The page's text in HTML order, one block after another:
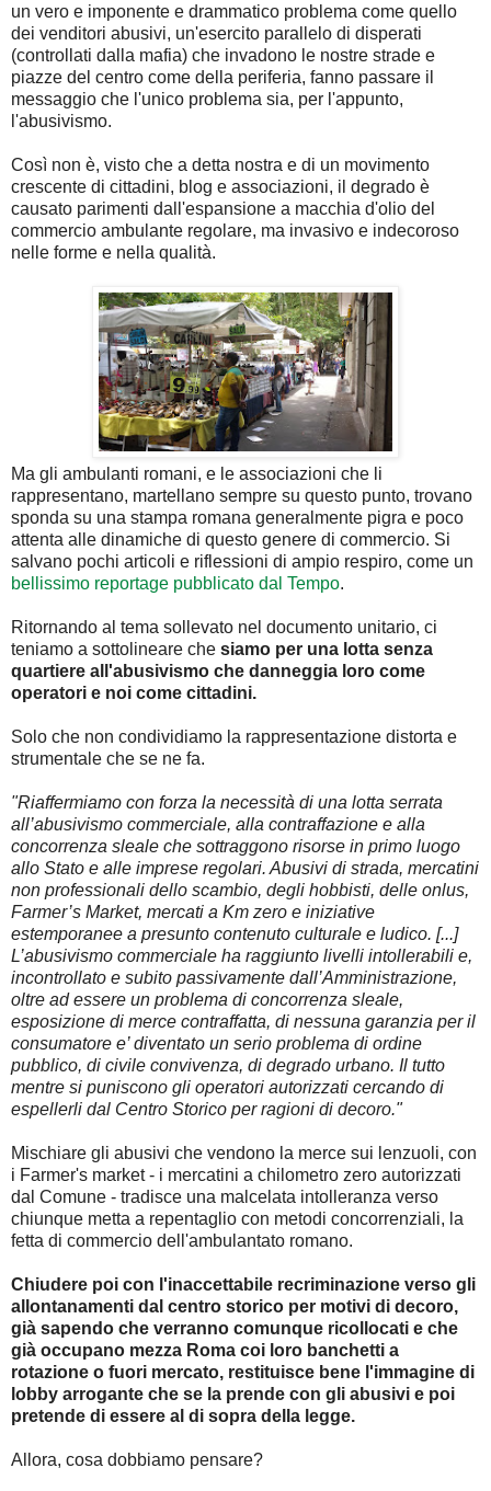
un vero e imponente e drammatico problema come quello
dei venditori abusivi, un'esercito parallelo di disperati
(controllati dalla mafia) che invadono le nostre strade e
piazze del centro come della periferia, fanno passare il
messaggio che l'unico problema sia, per l'appunto,
l'abusivismo.
Così non è, visto che a detta nostra e di un movimento
crescente di cittadini, blog e associazioni, il degrado è
causato parimenti dall'espansione a macchia d'olio del
commercio ambulante regolare, ma invasivo e indecoroso
nelle forme e nella qualità.
Ma gli ambulanti romani, e le associazioni che li
rappresentano, martellano sempre su questo punto, trovano
sponda su una stampa romana generalmente pigra e poco
attenta alle dinamiche di questo genere di commercio. Si
salvano pochi articoli e riflessioni di ampio respiro, come un
bellissimo reportage pubblicato dal Tempo.
Ritornando al tema sollevato nel documento unitario, ci
teniamo a sottolineare che siamo per una lotta senza
quartiere all'abusivismo che danneggia loro come
operatori e noi come cittadini.
Solo che non condividiamo la rappresentazione distorta e
strumentale che se ne fa.
"Riaffermiamo con forza la necessità di una lotta serrata
all’abusivismo commerciale, alla contraffazione e alla
concorrenza sleale che sottraggono risorse in primo luogo
allo Stato e alle imprese regolari. Abusivi di strada, mercatini
non professionali dello scambio, degli hobbisti, delle onlus,
Farmer’s Market, mercati a Km zero e iniziative
estemporanee a presunto contenuto culturale e ludico. [...]
L’abusivismo commerciale ha raggiunto livelli intollerabili e,
incontrollato e subito passivamente dall’Amministrazione,
oltre ad essere un problema di concorrenza sleale,
esposizione di merce contraffatta, di nessuna garanzia per il
consumatore e’ diventato un serio problema di ordine
pubblico, di civile convivenza, di degrado urbano. Il tutto
mentre si puniscono gli operatori autorizzati cercando di
espellerli dal Centro Storico per ragioni di decoro."
Mischiare gli abusivi che vendono la merce sui lenzuoli, con
i Farmer's market - i mercatini a chilometro zero autorizzati
dal Comune - tradisce una malcelata intolleranza verso
chiunque metta a repentaglio con metodi concorrenziali, la
fetta di commercio dell'ambulantato romano.
Chiudere poi con l'inaccettabile recriminazione verso gli
allontanamenti dal centro storico per motivi di decoro,
già sapendo che verranno comunque ricollocati e che
già occupano mezza Roma coi loro banchetti a
rotazione o fuori mercato, restituisce bene l'immagine di
lobby arrogante che se la prende con gli abusivi e poi
pretende di essere al di sopra della legge.
Allora, cosa dobbiamo pensare?